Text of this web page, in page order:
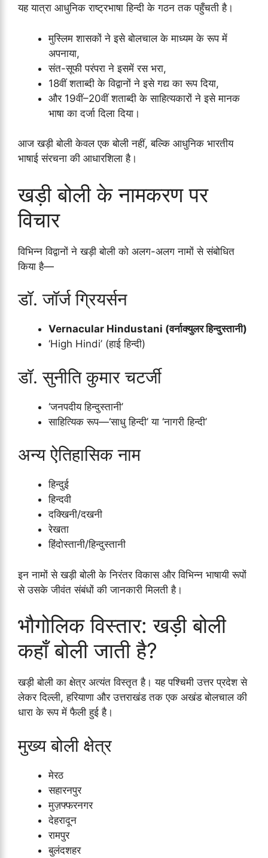
यह यात्रा आधुनिक राष्ट्रभाषा हिन्दी के गठन तक पहुँचती है।
मुस्लिम शासकों ने इसे बोलचाल के माध्यम के रूप में
अपनाया,
संत-सूफी परंपरा ने इसमें रस भरा,
18वीं शताब्दी के विद्वानों ने इसे गद्य का रूप दिया,
और 19वीं–20वीं शताब्दी के साहित्यकारों ने इसे मानक
भाषा का दर्जा दिला दिया।
आज खड़ी बोली केवल एक बोली नहीं, बल्कि आधुनिक भारतीय
भाषाई संरचना की आधारशिला है।
खड़ी बोली के नामकरण पर
विचार
विभिन्न विद्वानों ने खड़ी बोली को अलग-अलग नामों से संबोधित
किया है—
डॉ. जॉर्ज ग्रियर्सन
Vernacular Hindustani (वर्नाक्युलर हिन्दुस्तानी)
‘High Hindi’ (हाई हिन्दी)
डॉ. सुनीति कुमार चटर्जी
‘जनपदीय हिन्दुस्तानी’
साहित्यिक रूप—‘साधु हिन्दी’ या ‘नागरी हिन्दी’
अन्य ऐतिहासिक नाम
हिन्दुई
हिन्दवी
दक्खिनी/दखनी
रेखता
हिंदोस्तानी/हिन्दुस्तानी
इन नामों से खड़ी बोली के निरंतर विकास और विभिन्न भाषायी रूपों
से उसके जीवंत संबंधों की जानकारी मिलती है।
भौगोलिक विस्तार: खड़ी बोली
कहाँ बोली जाती है?
खड़ी बोली का क्षेत्र अत्यंत विस्तृत है। यह पश्चिमी उत्तर प्रदेश से
लेकर दिल्ली, हरियाणा और उत्तराखंड तक एक अखंड बोलचाल की
धारा के रूप में फैली हुई है।
मुख्य बोली क्षेत्र
मेरठ
सहारनपुर
मुज़फ्फरनगर
देहरादून
रामपुर
बुलंदशहर